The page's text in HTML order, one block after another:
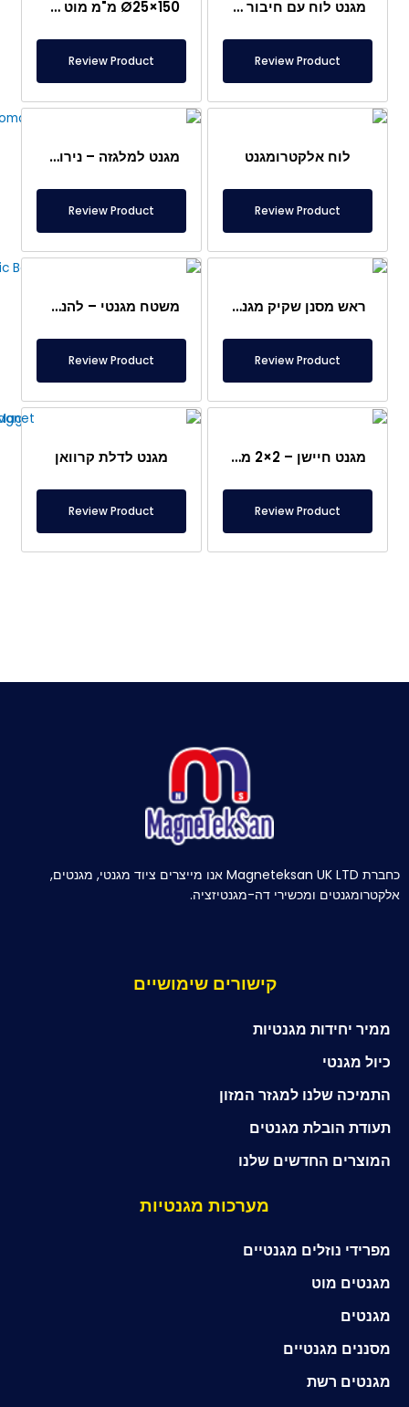
מגנט לוח עם חיבור מיוחד מניאודימיום
Review Product
Ø25×150 מ"מ מוט מגנטי עם בורג מוט – ראש בצורת קליע
Review Product
לוח אלקטרומגנט
Review Product
מגנט למלגזה – נירוסטה מלאה – מרחק אפקטיבי 10 ס"מ – שחרור קל עם ידית
Review Product
ראש מסנן שקיק מגנטי
Review Product
משטח מגנטי – להנחה מתחת לרגליים – בטוח למזון
Review Product
מגנט חיישן – 2×2 מ"מ
Review Product
מגנט לדלת קרוואן
Review Product
כחברת Magneteksan UK LTD אנו מייצרים ציוד מגנטי, מגנטים,
אלקטרומגנטים ומכשירי דה-מגנטיזציה.
קישורים שימושיים
ממיר יחידות מגנטיות
כיול מגנטי
התמיכה שלנו למגזר המזון
תעודת הובלת מגנטים
המוצרים החדשים שלנו
מערכות מגנטיות
מפרידי נוזלים מגנטיים
מגנטים מוט
מגנטים
מסננים מגנטיים
מגנטים רשת